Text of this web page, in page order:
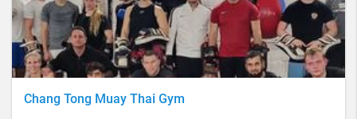
Chang Tong Muay Thai Gym